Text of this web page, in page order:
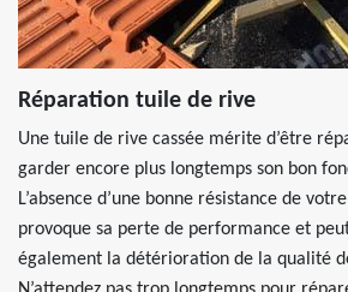
Réparation tuile de rive
Une tuile de rive cassée mérite d’être
garder encore plus longtemps son bon
L’absence d’une bonne résistance de
provoque sa perte de performance et
également la détérioration de la qualité